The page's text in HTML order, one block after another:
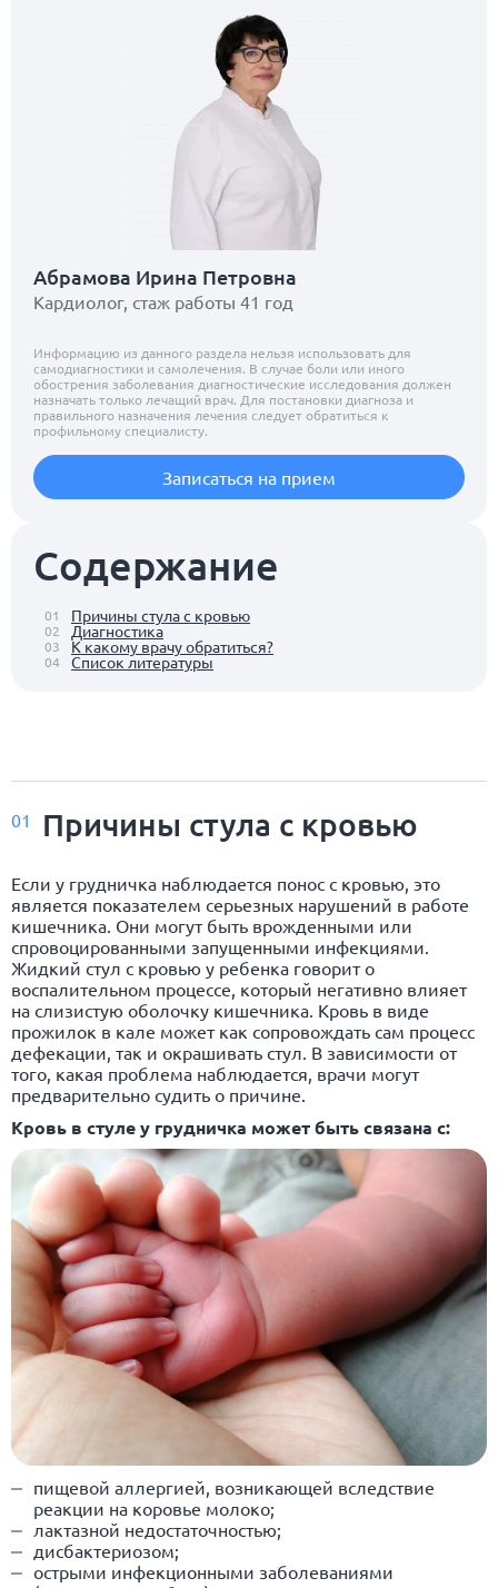
Содержание
01 Причины стула с кровью
02 Диагностика
03 К какому врачу обратиться?
04 Список литературы
Абрамова Ирина Петровна
Кардиолог, стаж работы 41 год
Информацию из данного раздела нельзя использовать для
самодиагностики и самолечения. В случае боли или иного
обострения заболевания диагностические исследования должен
назначать только лечащий врач. Для постановки диагноза и
правильного назначения лечения следует обратиться к
профильному специалисту.
Записаться на прием
01 Причины стула с кровью
Если у грудничка наблюдается понос с кровью, это
является показателем серьезных нарушений в работе
кишечника. Они могут быть врожденными или
спровоцированными запущенными инфекциями.
Жидкий стул с кровью у ребенка говорит о
воспалительном процессе, который негативно влияет
на слизистую оболочку кишечника. Кровь в виде
прожилок в кале может как сопровождать сам процесс
дефекации, так и окрашивать стул. В зависимости от
того, какая проблема наблюдается, врачи могут
предварительно судить о причине.
Кровь в стуле у грудничка может быть связана с:
пищевой аллергией, возникающей вследствие
реакции на коровье молоко;
лактазной недостаточностью;
дисбактериозом;
острыми инфекционными заболеваниями